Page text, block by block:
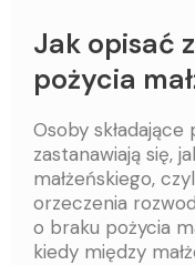
Jak opisać
pożycia
Osoby
zastanawiają się,
małżeńskiego,
orzeczenia
o braku pożycia
kiedy między